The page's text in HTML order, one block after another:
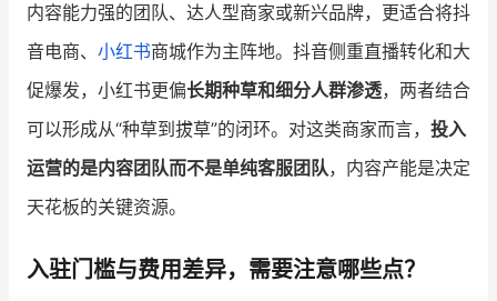
内容能力强的团队、达人型商家或新兴品牌，更适合将抖
音电商、 小红书商城作为主阵地。抖音侧重直播转化和大
促爆发，小红书更偏长期种草和细分人群渗透，两者结合
可以形成从“种草到拔草”的闭环。对这类商家而言， 投入
运营的是内容团队而不是单纯客服团队，内容产能是决定
天花板的关键资源。
入驻门槛与费用差异，需要注意哪些点？